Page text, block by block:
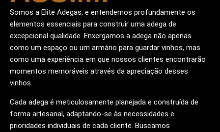
Somos a Elite Adegas, e entendemos profundamente os
elementos essenciais para construir uma adega de
excepcional qualidade. Enxergamos a adega não apenas
como um espaço ou um armário para guardar vinhos, mas
como uma experiência em que nossos clientes encontrarão
momentos memoráveis através da apreciação desses
vinhos.
Cada adega é meticulosamente planejada e construída de
forma artesanal, adaptando-se às necessidades e
prioridades individuais de cada cliente. Buscamos